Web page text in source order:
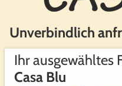
Unverbindlich
Ihr ausgewähltes
Casa Blu